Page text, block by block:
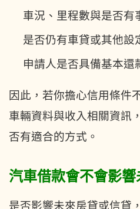
車況、里程數與是否有
是否仍有車貸或其他設
申請人是否具備基本還
因此，若你擔心信用條件
車輛資料與收入相關資訊
否有適合的方式。
汽車借款會不會影響
是否影響未來房貸或信貸